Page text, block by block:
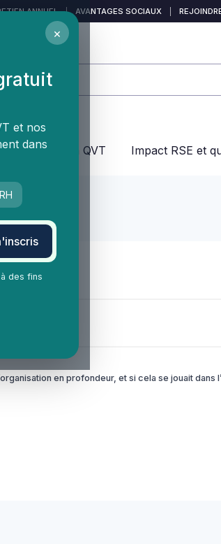
ANNUEL | AVANTAGES SOCIAUX
Enjeux dans la QVT Impact RSE et
en profondeur, et si cela se jouait dans
×
et nos
dans
des fins